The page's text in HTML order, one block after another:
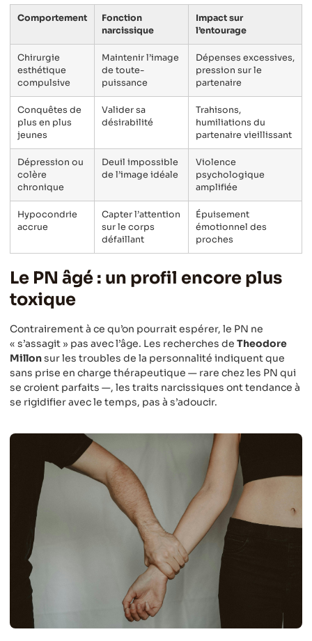
Comportement
Fonction
narcissique
Impact sur
l’entourage
Chirurgie
esthétique
compulsive
Maintenir l’image
de toute-
puissance
Dépenses excessives,
pression sur le
partenaire
Conquêtes de
plus en plus
jeunes
Valider sa
désirabilité
Trahisons,
humiliations du
partenaire vieillissant
Dépression ou
colère
chronique
Deuil impossible
de l’image idéale
Violence
psychologique
amplifiée
Hypocondrie
accrue
Capter l’attention
sur le corps
défaillant
Épuisement
émotionnel des
proches
Le PN âgé : un profil encore plus
toxique
Contrairement à ce qu’on pourrait espérer, le PN ne
« s’assagit » pas avec l’âge. Les recherches de Theodore
Millonsur les troubles de la personnalité indiquent que
sans prise en charge thérapeutique — rare chez les PN qui
se croient parfaits —, les traits narcissiques ont tendance à
se rigidifier avec le temps, pas à s’adoucir.